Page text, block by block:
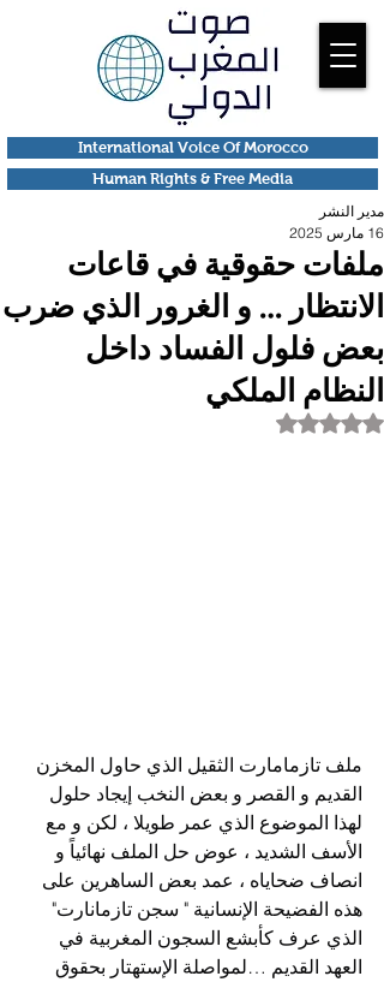
Human Rights & Free Media
International Voice Of Morocco
ملفات حقوقية في قاعات
الانتظار … و الغرور الذي ضرب
بعض فلول الفساد داخل
النظام الملكي
مدير النشر
16 مارس 2025
تم التقييم بـ ليس رقمًا من أصل 5 نجوم.
ملف تازمامارت الثقيل الذي حاول المخزن
القديم و القصر و بعض النخب إيجاد حلول
لهذا الموضوع الذي عمر طويلا ، لكن و مع
الأسف الشديد ، عوض حل الملف نهائياً و
انصاف ضحاياه ، عمد بعض الساهرين على
هذه الفضيحة الإنسانية " سجن تازمانارت"
الذي عرف كأبشع السجون المغربية في
العهد القديم …لمواصلة الإستهتار بحقوق